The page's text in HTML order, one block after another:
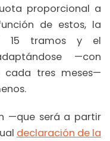
proporcional a
de estos, la
15 tramos y el
—con
cada tres meses—
—que será a partir
declaración de la